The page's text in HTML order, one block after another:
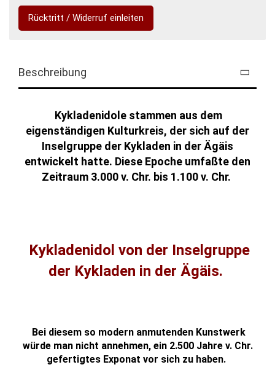
Rücktritt / Widerruf einleiten
Beschreibung
Kykladenidole stammen aus dem
eigenständigen Kulturkreis, der sich auf der
Inselgruppe der Kykladen in der Ägäis
entwickelt hatte. Diese Epoche umfaßte den
Zeitraum 3.000 v. Chr. bis 1.100 v. Chr.
Kykladenidol von der Inselgruppe
der Kykladen in der Ägäis.
Bei diesem so modern anmutenden Kunstwerk
würde man nicht annehmen, ein 2.500 Jahre v. Chr.
gefertigtes Exponat vor sich zu haben.